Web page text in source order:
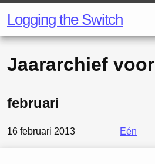
Logging the Switch
Jaararchief voor
februari
16 februari 2013 Eén